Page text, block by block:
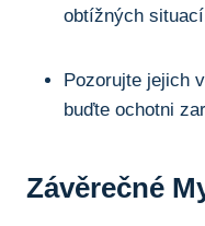
obtížných
Pozorujte jejich
buďte ochotni
Závěrečné